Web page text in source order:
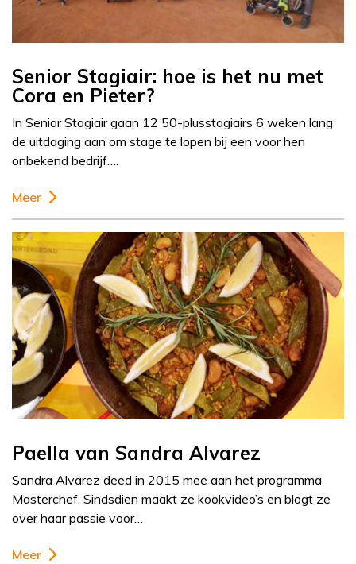
Senior Stagiair: hoe is het nu met
Cora en Pieter?
In Senior Stagiair gaan 12 50-plusstagiairs 6 weken lang
de uitdaging aan om stage te lopen bij een voor hen
onbekend bedrijf….
Meer
Paella van Sandra Alvarez
Sandra Alvarez deed in 2015 mee aan het programma
Masterchef. Sindsdien maakt ze kookvideo’s en blogt ze
over haar passie voor…
Meer